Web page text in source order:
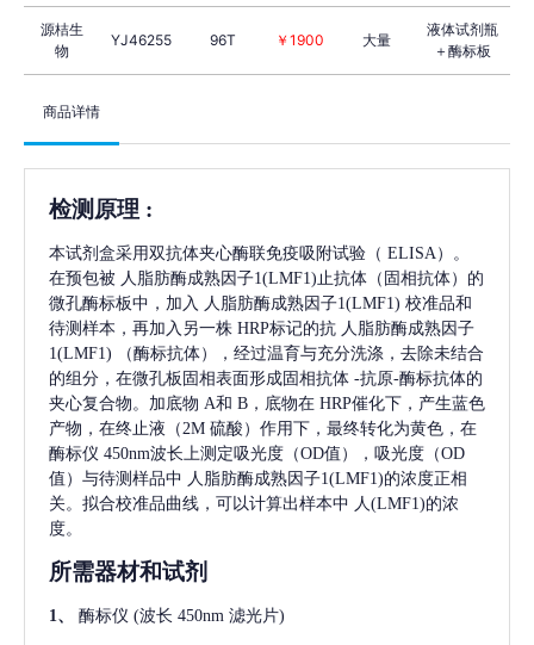
源桔生
物
YJ46255 96T ￥1900 大量
液体试剂瓶
＋酶标板
商品详情
检测原理 :
本试剂盒采用双抗体夹心酶联免疫吸附试验（ ELISA）。
在预包被 人脂肪酶成熟因子1(LMF1)止抗体（固相抗体）的
微孔酶标板中，加入 人脂肪酶成熟因子1(LMF1) 校准品和
待测样本，再加入另一株 HRP标记的抗 人脂肪酶成熟因子
1(LMF1)
（酶标抗体），经过温育与充分洗涤，去除未结合
的组分，在微孔板固相表面形成固相抗体 -抗原-酶标抗体的
夹心复合物。加底物 A和 B，底物在 HRP催化下，产生蓝色
产物，在终止液（2M 硫酸）作用下，最终转化为黄色，在
酶标仪 450nm波长上测定吸光度（OD值），吸光度（OD
值）与待测样品中 人脂肪酶成熟因子1(LMF1)的浓度正相
关。拟合校准品曲线，可以计算出样本中 人(LMF1)的浓
度。
所需器材和试剂
1、 酶标仪 (波长 450nm 滤光片)